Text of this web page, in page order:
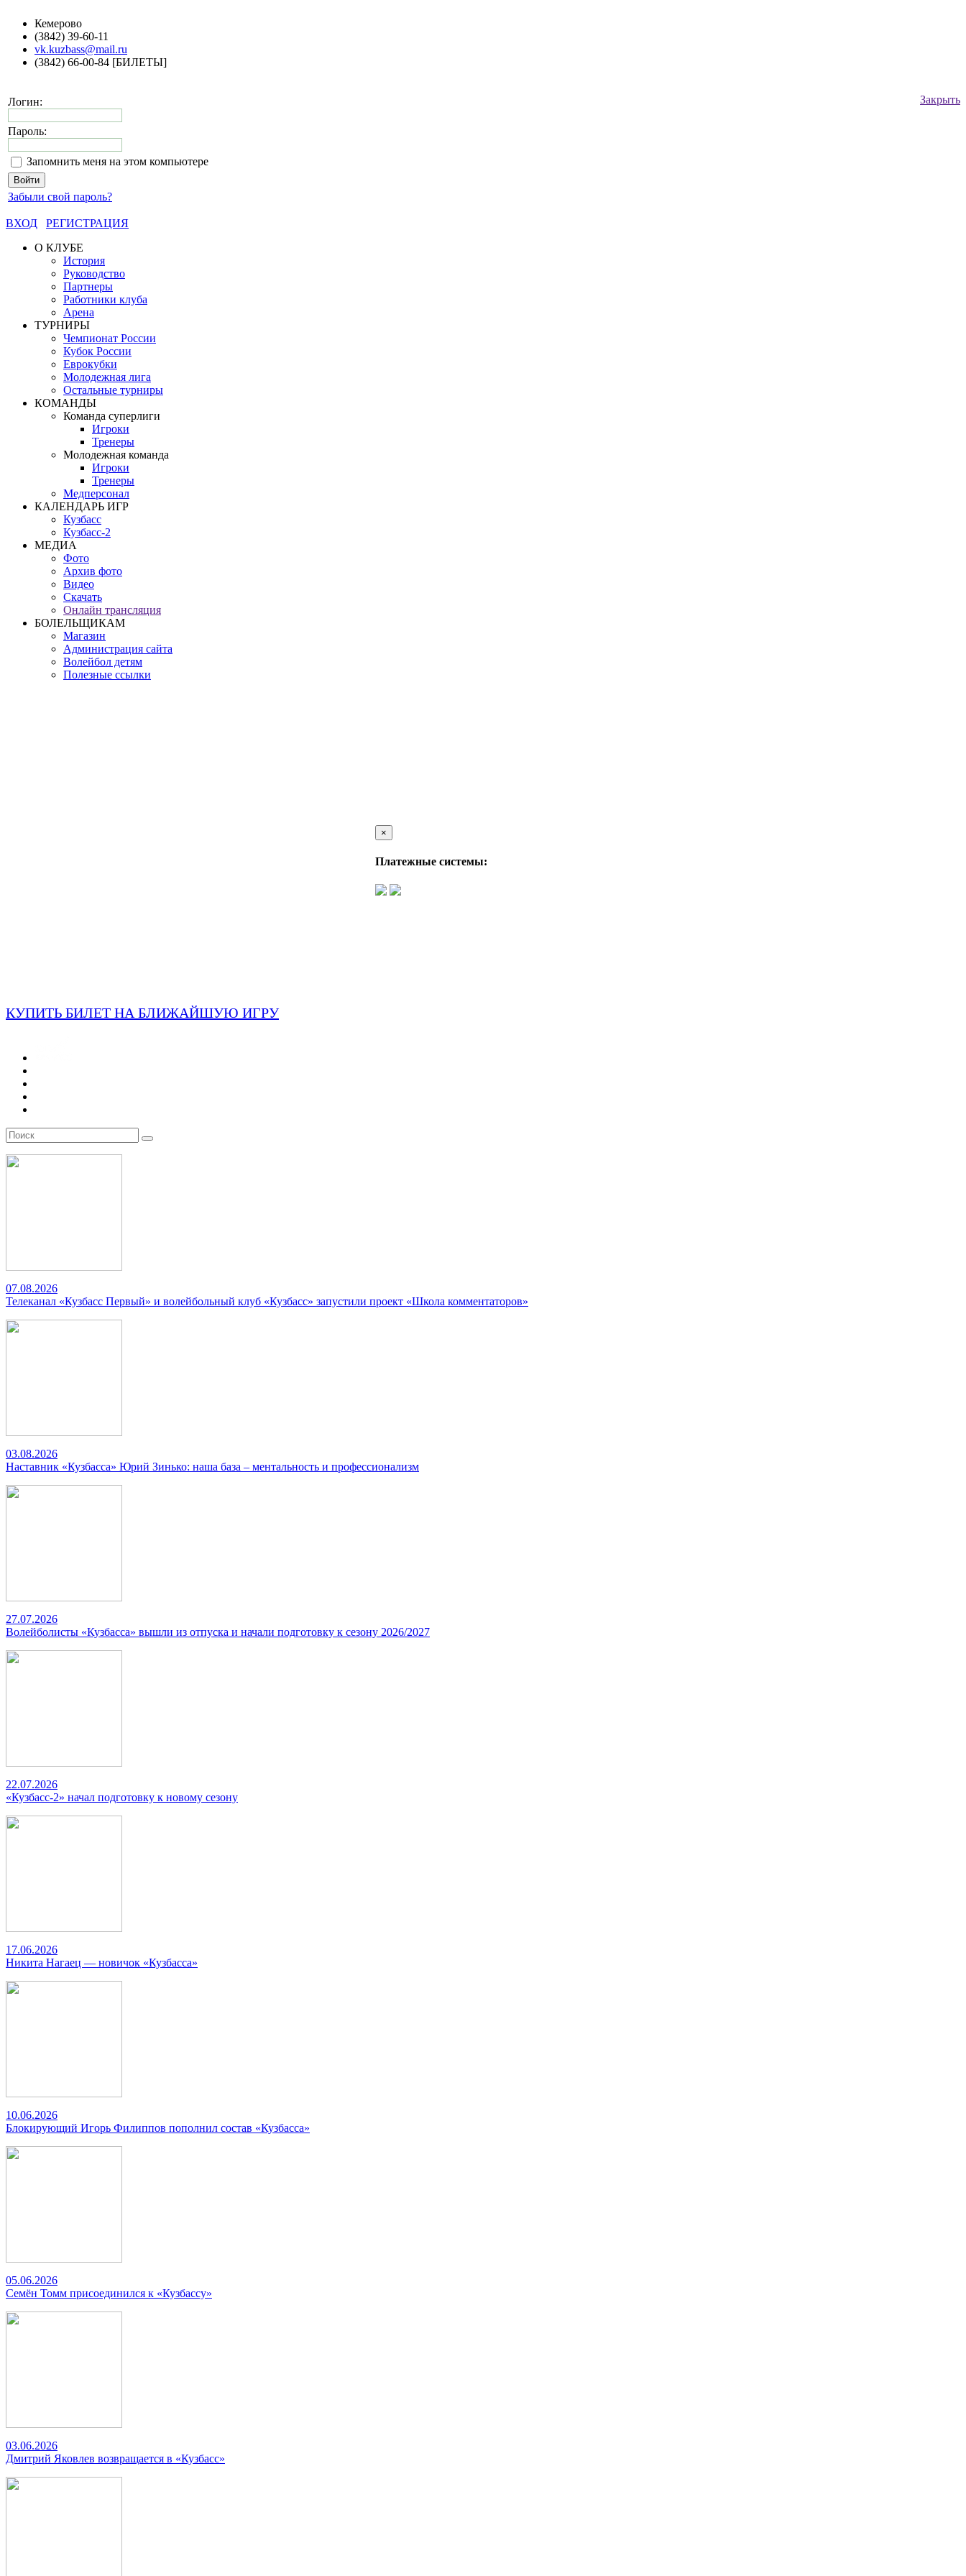
Кемерово
(3842) 39-60-11
vk.kuzbass@mail.ru
(3842) 66-00-84 [БИЛЕТЫ]
Закрыть
Логин:
Пароль:
Запомнить меня на этом компьютере
Забыли свой пароль?
ВХОД
РЕГИСТРАЦИЯ
О КЛУБЕ
История
Руководство
Партнеры
Работники клуба
Арена
ТУРНИРЫ
Чемпионат России
Кубок России
Еврокубки
Молодежная лига
Остальные турниры
КОМАНДЫ
Команда суперлиги
Игроки
Тренеры
Молодежная команда
Игроки
Тренеры
Медперсонал
КАЛЕНДАРЬ ИГР
Кузбасс
Кузбасс-2
МЕДИА
Фото
Архив фото
Видео
Скачать
Онлайн трансляция
БОЛЕЛЬЩИКАМ
Магазин
Администрация сайта
Волейбол детям
Полезные ссылки
×
Платежные системы:
КУПИТЬ БИЛЕТ НА БЛИЖАЙШУЮ ИГРУ
07.08.2026
Телеканал «Кузбасс Первый» и волейбольный клуб «Кузбасс» запустили проект «Школа комментаторов»
03.08.2026
Наставник «Кузбасса» Юрий Зинько: наша база – ментальность и профессионализм
27.07.2026
Волейболисты «Кузбасса» вышли из отпуска и начали подготовку к сезону 2026/2027
22.07.2026
«Кузбасс-2» начал подготовку к новому сезону
17.06.2026
Никита Нагаец — новичок «Кузбасса»
10.06.2026
Блокирующий Игорь Филиппов пополнил состав «Кузбасса»
05.06.2026
Семён Томм присоединился к «Кузбассу»
03.06.2026
Дмитрий Яковлев возвращается в «Кузбасс»